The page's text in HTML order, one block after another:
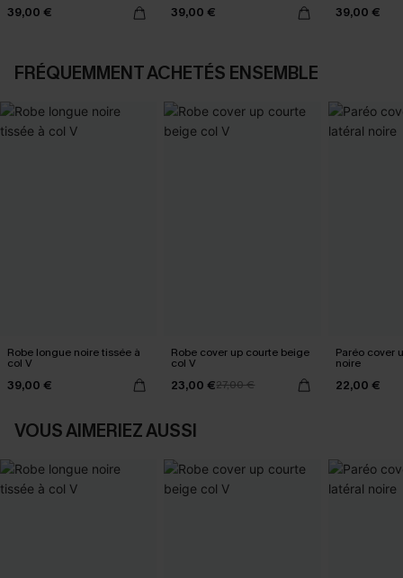
39,00 € 39,00 € 39,00 €
FRÉQUEMMENT ACHETÉS ENSEMBLE
Robe longue noire tissée à
col V
39,00 €
Robe cover up courte beige
col V
23,00 €27,00 €
Paréo cover
noire
22,00 €
VOUS AIMERIEZ AUSSI